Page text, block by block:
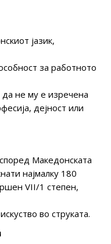
јазик,
за работното
да не му е изречена
дејност или
Македонската
најмалку 180
VII/1 степен,
во струката.